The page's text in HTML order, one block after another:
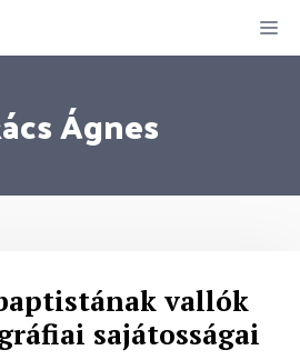
Ágnes
vallók
sajátosságai